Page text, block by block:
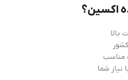
اکسین؟
بالا
مناسب
شما